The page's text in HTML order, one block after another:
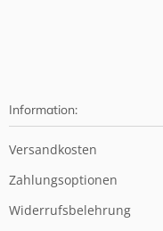
Information:
Versandkosten
Zahlungsoptionen
Widerrufsbelehrung